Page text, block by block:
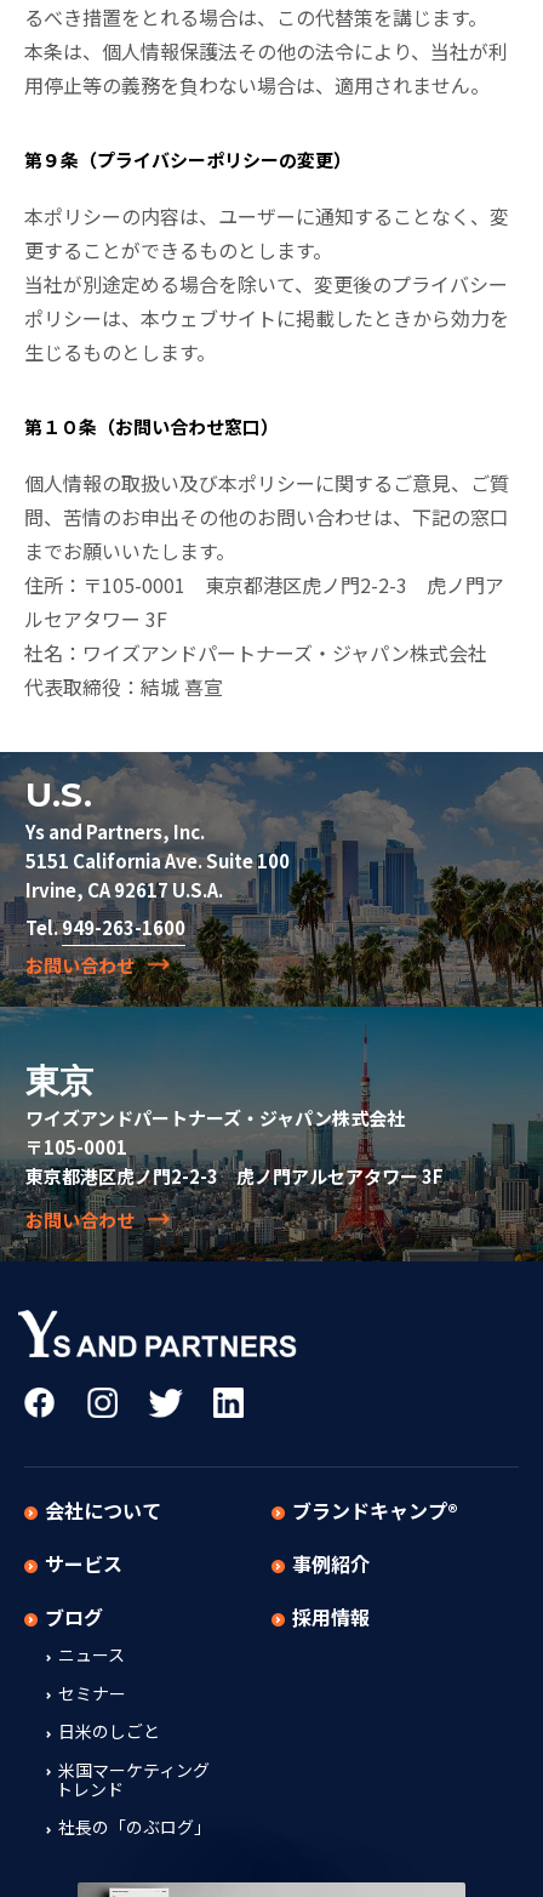
るべき措置をとれる場合は、この代替策を講じます。
本条は、個人情報保護法その他の法令により、当社が利
用停止等の義務を負わない場合は、適用されません。
第９条（プライバシーポリシーの変更）
本ポリシーの内容は、ユーザーに通知することなく、変
更することができるものとします。
当社が別途定める場合を除いて、変更後のプライバシー
ポリシーは、本ウェブサイトに掲載したときから効力を
生じるものとします。
第１０条（お問い合わせ窓口）
個人情報の取扱い及び本ポリシーに関するご意見、ご質
問、苦情のお申出その他のお問い合わせは、下記の窓口
までお願いいたします。
住所：〒105-0001 東京都港区虎ノ門2-2-3 虎ノ門ア
ルセアタワー 3F
社名：ワイズアンドパートナーズ・ジャパン株式会社
代表取締役：結城 喜宣
U.S.
Ys and Partners, Inc.
5151 California Ave. Suite 100
Irvine, CA 92617 U.S.A.
Tel.949-263-1600
お問い合わせ
東京
ワイズアンドパートナーズ・ジャパン株式会社
〒105-0001
東京都港区虎ノ門2-2-3 虎ノ門アルセアタワー 3F
お問い合わせ
会社について
サービス
ブログ
ニュース
セミナー
日米のしごと
米国マーケティング
トレンド
社長の「のぶログ」
ブランドキャンプ®
事例紹介
採用情報